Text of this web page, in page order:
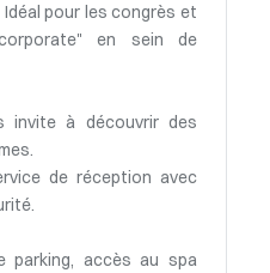
pour les congrès et
en sein de
invite à découvrir des
de réception avec
parking, accès au spa